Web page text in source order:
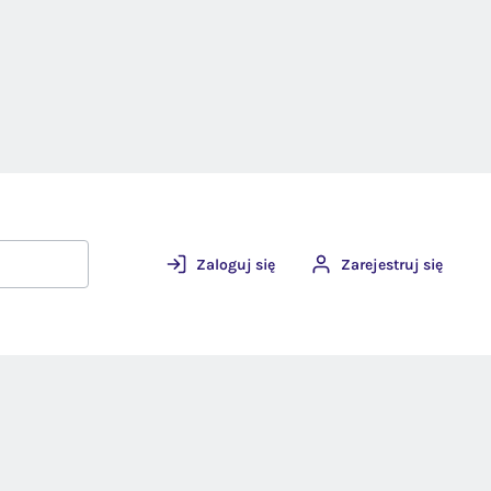
Zaloguj się Zarejestruj się